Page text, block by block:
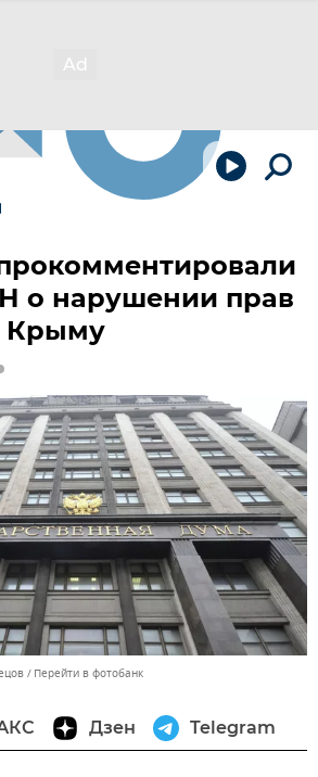
о нарушении прав
Крыму
Перейти в фотобанк
Дзен Telegram